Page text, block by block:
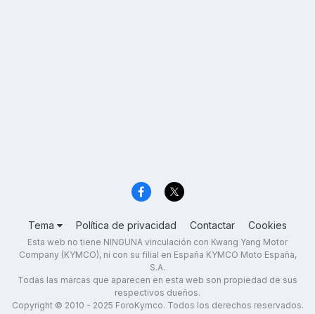
Tema Política de privacidad Contactar Cookies
Esta web no tiene NINGUNA vinculación con Kwang Yang Motor
Company (KYMCO), ni con su filial en España KYMCO Moto España,
S.A.
Todas las marcas que aparecen en esta web son propiedad de sus
respectivos dueños.
Copyright © 2010 - 2025 ForoKymco. Todos los derechos reservados.